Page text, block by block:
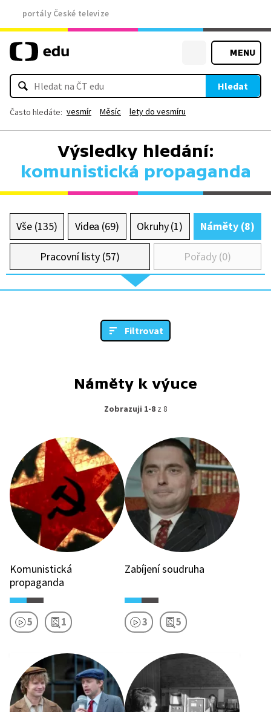
portály České televize
MENU
Hledat
Často hledáte: vesmír Měsíc lety do vesmíru
Výsledky hledání:
komunistická propaganda
Vše (135) Videa (69) Okruhy (1) Náměty (8)
Pracovní listy (57) Pořady (0)
Filtrovat
Náměty k výuce
Zobrazuji 1-8z 8
Komunistická
propaganda
5 1
Zabíjení soudruha
3 5